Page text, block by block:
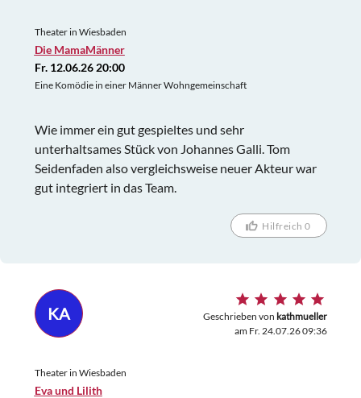
Theater in Wiesbaden
Die MamaMänner
Fr. 12.06.26 20:00
Eine Komödie in einer Männer Wohngemeinschaft
Wie immer ein gut gespieltes und sehr
unterhaltsames Stück von Johannes Galli. Tom
Seidenfaden also vergleichsweise neuer Akteur war
gut integriert in das Team.
Hilfreich 0
KA Geschrieben von kathmueller
am Fr. 24.07.26 09:36
Theater in Wiesbaden
Eva und Lilith